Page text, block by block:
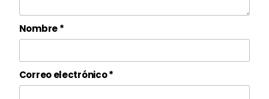
Nombre*
Correo electrónico*